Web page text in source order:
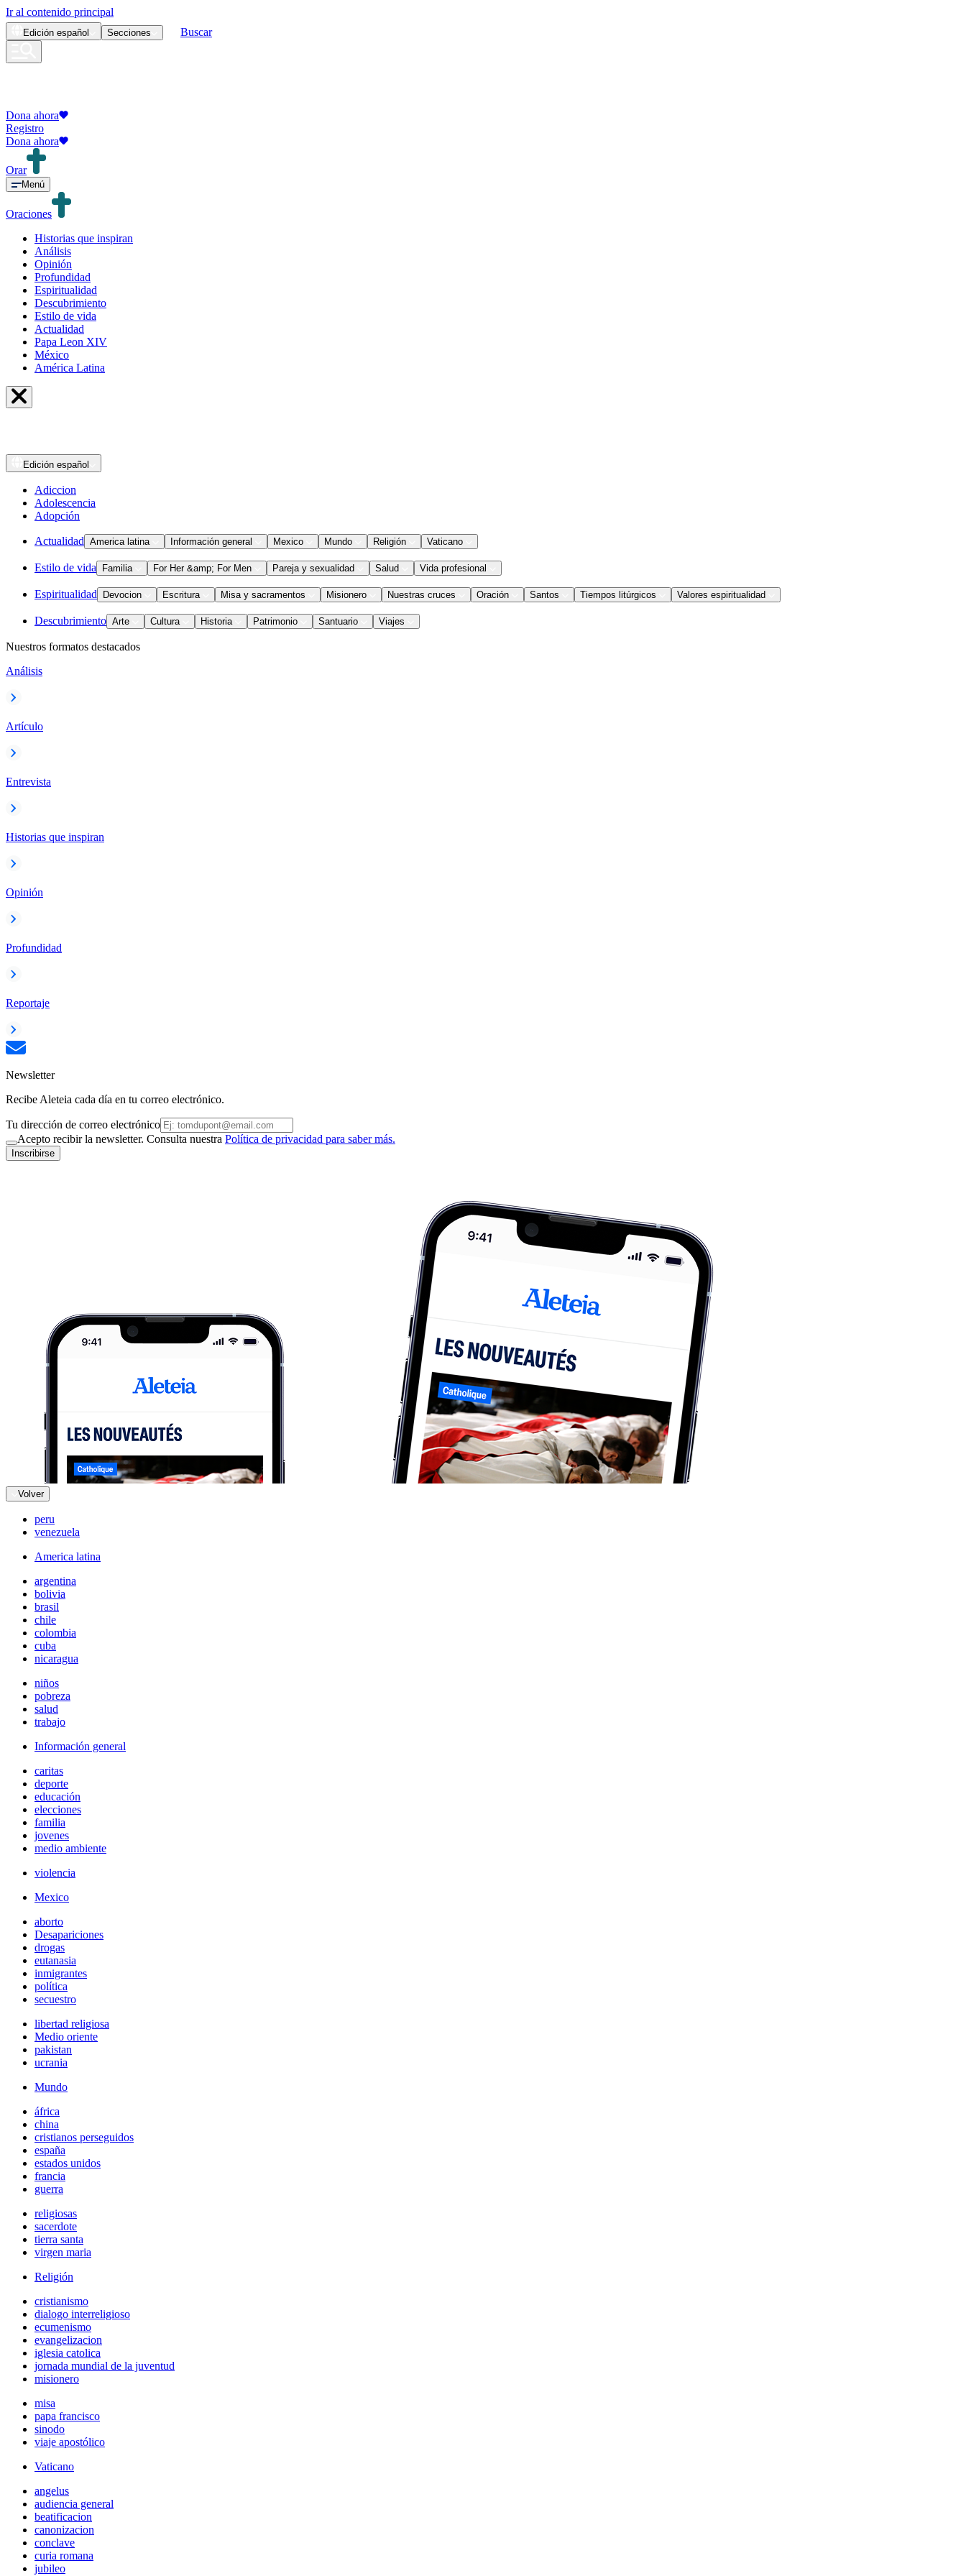
Ir al contenido principal
Edición español Secciones Buscar
Dona ahora
Registro
Dona ahora
Orar
Menú
Oraciones
Historias que inspiran
Análisis
Opinión
Profundidad
Espiritualidad
Descubrimiento
Estilo de vida
Actualidad
Papa Leon XIV
México
América Latina
Edición español
Adiccion
Adolescencia
Adopción
Actualidad America latina Información general Mexico Mundo Religión Vaticano
Estilo de vida Familia For Her &amp; For Men Pareja y sexualidad Salud Vida profesional
Espiritualidad Devocion Escritura Misa y sacramentos Misionero Nuestras cruces Oración Santos Tiempos litúrgicos Valores espiritualidad
Descubrimiento Arte Cultura Historia Patrimonio Santuario Viajes
Nuestros formatos destacados
Análisis
Artículo
Entrevista
Historias que inspiran
Opinión
Profundidad
Reportaje
Newsletter
Recibe Aleteia cada día en tu correo electrónico.
Tu dirección de correo electrónico
Acepto recibir la newsletter. Consulta nuestra Política de privacidad para saber más.
Inscribirse
Volver
peru
venezuela
America latina
argentina
bolivia
brasil
chile
colombia
cuba
nicaragua
niños
pobreza
salud
trabajo
Información general
caritas
deporte
educación
elecciones
familia
jovenes
medio ambiente
violencia
Mexico
aborto
Desapariciones
drogas
eutanasia
inmigrantes
política
secuestro
libertad religiosa
Medio oriente
pakistan
ucrania
Mundo
áfrica
china
cristianos perseguidos
españa
estados unidos
francia
guerra
religiosas
sacerdote
tierra santa
virgen maria
Religión
cristianismo
dialogo interreligioso
ecumenismo
evangelizacion
iglesia catolica
jornada mundial de la juventud
misionero
misa
papa francisco
sinodo
viaje apostólico
Vaticano
angelus
audiencia general
beatificacion
canonizacion
conclave
curia romana
jubileo